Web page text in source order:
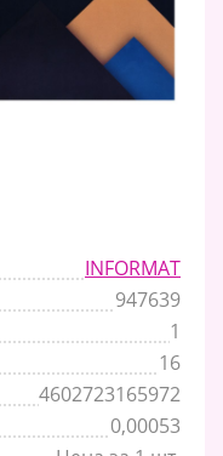
INFORMAT
947639
1
16
4602723165972
0,00053